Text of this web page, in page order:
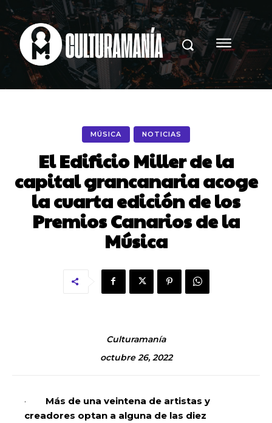
MÚSICA NOTICIAS
El Edificio Miller de la
capital grancanaria acoge
la cuarta edición de los
Premios Canarios de la
Música
Culturamanía
octubre 26, 2022
· Más de una veintena de artistas y
creadores optan a alguna de las diez